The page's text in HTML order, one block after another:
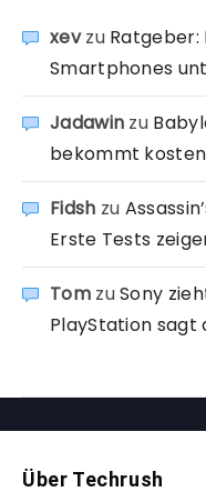
xevzu Ratgeber:
Smartphones
Jadawin zu
bekommt
Fidsh zu
Erste Tests
TomzuSony
PlayStation sagt
Über Techrush